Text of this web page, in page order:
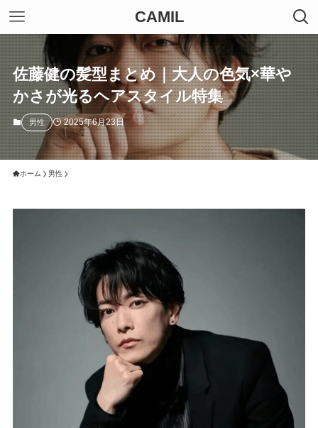
CAMIL
佐藤健の髪型まとめ｜大人の色気×華や
かさが光るヘアスタイル特集
男性 2025年6月23日
ホーム 男性